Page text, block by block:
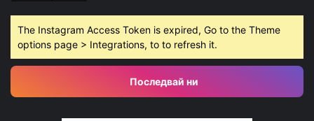
The Instagram Access Token is expired, Go to the Theme
options page > Integrations, to to refresh it.
Последвай ни